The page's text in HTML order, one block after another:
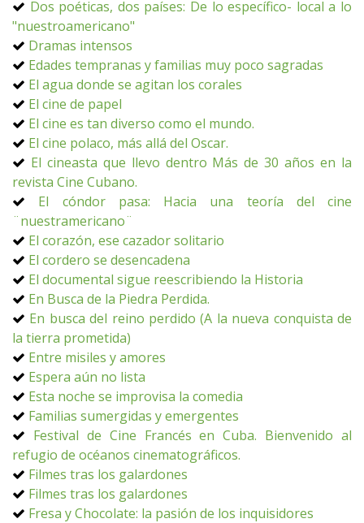
Dos poéticas, dos países: De lo específico- local a lo
"nuestroamericano"
Dramas intensos
Edades tempranas y familias muy poco sagradas
El agua donde se agitan los corales
El cine de papel
El cine es tan diverso como el mundo.
El cine polaco, más allá del Oscar.
El cineasta que llevo dentro Más de 30 años en la
revista Cine Cubano.
El cóndor pasa: Hacia una teoría del cine
¨nuestramericano¨
El corazón, ese cazador solitario
El cordero se desencadena
El documental sigue reescribiendo la Historia
En Busca de la Piedra Perdida.
En busca del reino perdido (A la nueva conquista de
la tierra prometida)
Entre misiles y amores
Espera aún no lista
Esta noche se improvisa la comedia
Familias sumergidas y emergentes
Festival de Cine Francés en Cuba. Bienvenido al
refugio de océanos cinematográficos.
Filmes tras los galardones
Filmes tras los galardones
Fresa y Chocolate: la pasión de los inquisidores